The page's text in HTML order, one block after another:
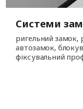
Системи
ригельний замок,
автозамок,
фіксувальний